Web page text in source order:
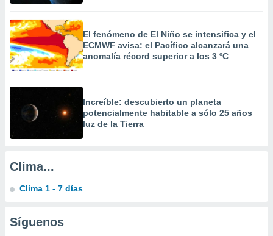
la
contenido
medir el
de la
el
de
o a través
de
de
uso de
con el
El fenómeno de El Niño se intensifica y el
ECMWF avisa: el Pacífico alcanzará una
anomalía récord superior a los 3 ºC
Increíble: descubierto un planeta
potencialmente habitable a sólo 25 años
luz de la Tierra
Clima...
Clima 1 - 7 días
Síguenos